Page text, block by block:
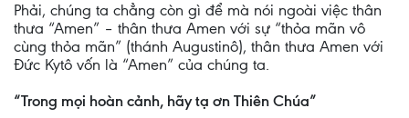
Phải, chúng ta chẳng còn gì để mà nói ngoài việc thân
thưa “Amen” – thân thưa Amen với sự “thỏa mãn vô
cùng thỏa mãn” (thánh Augustinô), thân thưa Amen với
Đức Kytô vốn là “Amen” của chúng ta.
“Trong mọi hoàn cảnh, hãy tạ ơn Thiên Chúa”